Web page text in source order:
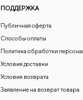
ПОДДЕРЖКА
Публичная оферта
Способы оплаты
Политика обработки
Условия доставки
Условия возврата
Заявление на возврат товара